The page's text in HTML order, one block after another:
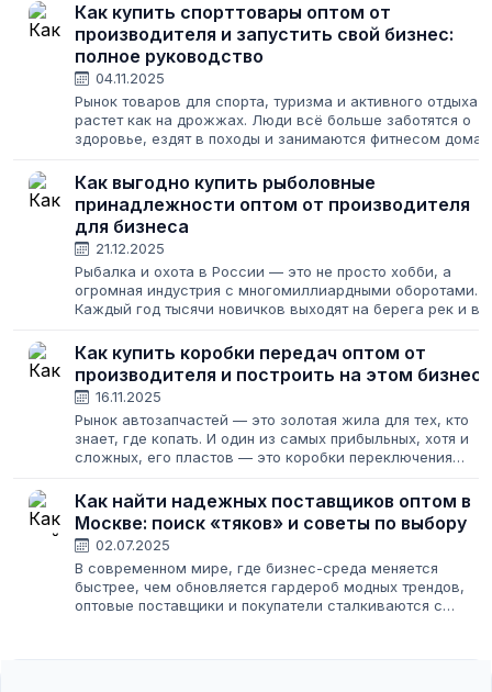
Как купить спорттовары оптом от
производителя и запустить свой бизнес:
полное руководство
04.11.2025
Рынок товаров для спорта, туризма и активного отдыха
растет как на дрожжах. Люди всё больше заботятся о
здоровье, ездят в походы и занимаются фитнесом дома.
войти в эту нишу, где...
Как выгодно купить рыболовные
принадлежности оптом от производителя
для бизнеса
21.12.2025
Рыбалка и охота в России — это не просто хобби, а
огромная индустрия с многомиллиардными оборотами.
Каждый год тысячи новичков выходят на берега рек и в
предпринимателя это золотая...
Как купить коробки передач оптом от
производителя и построить на этом бизнес
16.11.2025
Рынок автозапчастей — это золотая жила для тех, кто
знает, где копать. И один из самых прибыльных, хотя и
сложных, его пластов — это коробки переключения
передач — одна из самых дорогостоящих...
Как найти надежных поставщиков оптом в
Москве: поиск «тяков» и советы по выбору
02.07.2025
В современном мире, где бизнес-среда меняется
быстрее, чем обновляется гардероб модных трендов,
оптовые поставщики и покупатели сталкиваются с